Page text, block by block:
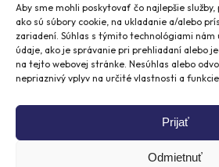
Aby sme mohli poskytovať čo najlepšie
ako sú súbory cookie, na ukladanie a/alebo
zariadení. Súhlas s týmito technológiami nám
údaje, ako je správanie pri prehliadaní alebo
na tejto webovej stránke. Nesúhlas alebo
nepriaznivý vplyv na určité vlastnosti a funkcie.
Prijať
Odmietnuť
zaujímať o vašu značku.
informačným kanálom, ale aj
dlhodobo zaujať vašich
ďalším nákupom. Nie ste si istí,
newsletterom?
Spoločnosť
svojom blogu skvelý článok:Ako
newsletter, ktorý splní vaše ciele
skúste si vytvoriť svoj prvý